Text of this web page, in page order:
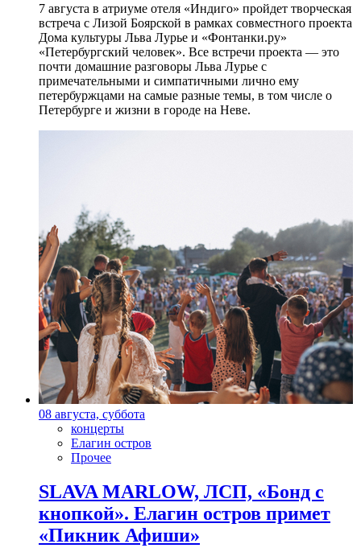
7 августа в атриуме отеля «Индиго» пройдет творческая
встреча с Лизой Боярской в рамках совместного проекта
Дома культуры Льва Лурье и «Фонтанки.ру»
«Петербургский человек». Все встречи проекта — это
почти домашние разговоры Льва Лурье с
примечательными и симпатичными лично ему
петербуржцами на самые разные темы, в том числе о
Петербурге и жизни в городе на Неве.
08 августа, суббота
концерты
Елагин остров
Прочее
SLAVA MARLOW, ЛСП, «Бонд с
кнопкой». Елагин остров примет
«Пикник Афиши»